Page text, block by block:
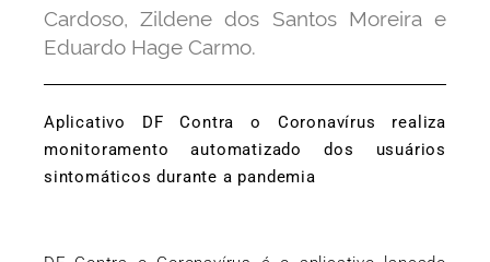
Cardoso, Zildene dos Santos Moreira e
Eduardo Hage Carmo.
Aplicativo DF Contra o Coronavírus realiza
monitoramento automatizado dos usuários
sintomáticos durante a pandemia